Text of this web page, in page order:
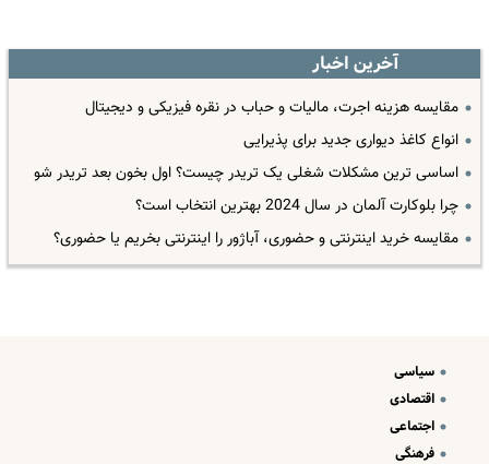
آخرین اخبار
مقایسه هزینه اجرت، مالیات و حباب در نقره فیزیکی و دیجیتال
انواع کاغذ دیواری جدید برای پذیرایی
اساسی ترین مشکلات شغلی یک تریدر چیست؟ اول بخون بعد تریدر شو
چرا بلوکارت آلمان در سال 2024 بهترین انتخاب است؟
مقایسه خرید اینترنتی و حضوری، آباژور را اینترنتی بخریم یا حضوری؟
سیاسی
اقتصادی
اجتماعی
فرهنگی